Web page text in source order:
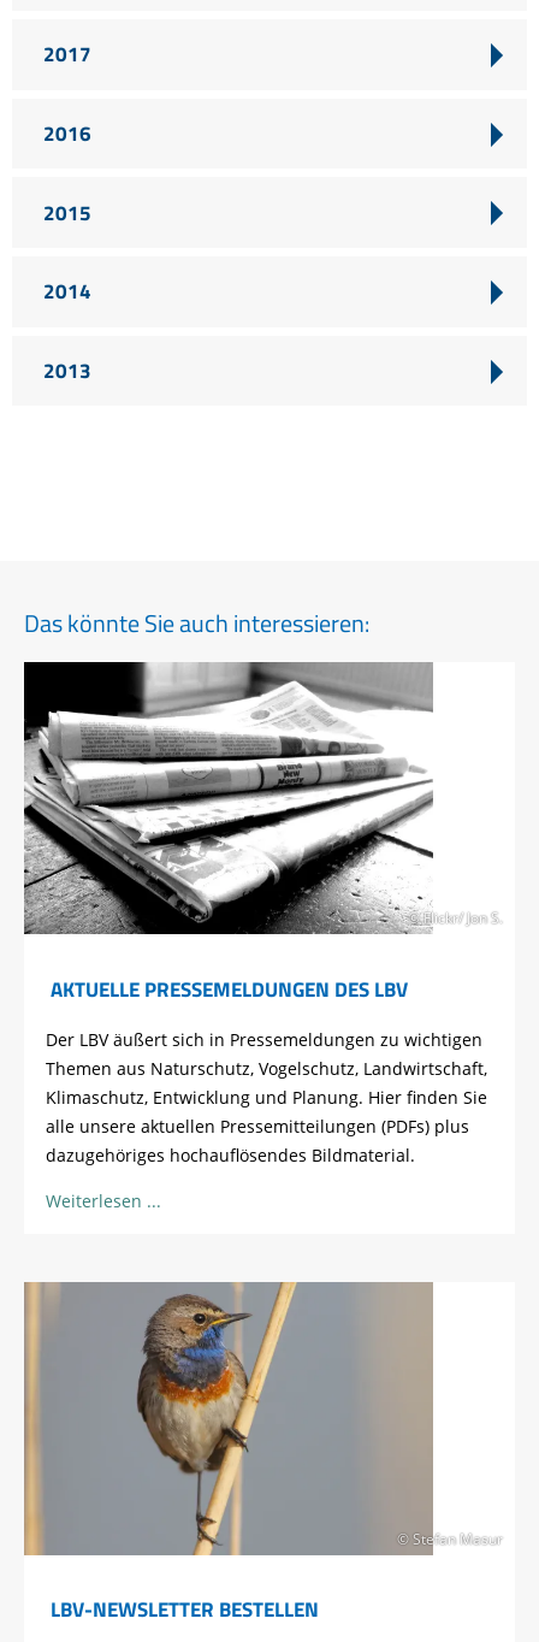
2017
2016
2015
2014
2013
Das könnte Sie auch interessieren:
© Flickr/ Jon S.
AKTUELLE PRESSEMELDUNGEN DES LBV
Der LBV äußert sich in Pressemeldungen zu wichtigen
Themen aus Naturschutz, Vogelschutz, Landwirtschaft,
Klimaschutz, Entwicklung und Planung. Hier finden Sie
alle unsere aktuellen Pressemitteilungen (PDFs) plus
dazugehöriges hochauflösendes Bildmaterial.
Weiterlesen
© Stefan Masur
LBV-NEWSLETTER BESTELLEN